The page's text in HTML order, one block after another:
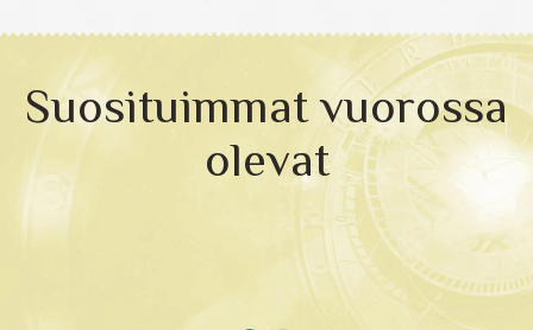
Tajunnanvirta -palvelu
Tajunnanvirta Tietäjät
Suosituimmat vuorossa
olevat